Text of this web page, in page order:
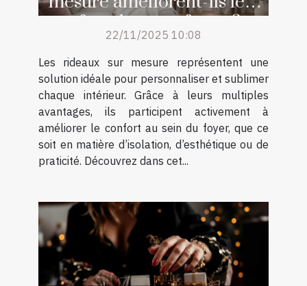
confort de votre foyer ?
22/11/2025 10:08
Les rideaux sur mesure représentent une
solution idéale pour personnaliser et sublimer
chaque intérieur. Grâce à leurs multiples
avantages, ils participent activement à
améliorer le confort au sein du foyer, que ce
soit en matière d’isolation, d’esthétique ou de
praticité. Découvrez dans cet...